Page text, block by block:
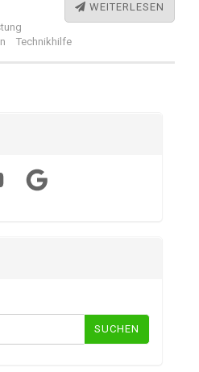
WEITERLESEN
Technikhilfe
Google